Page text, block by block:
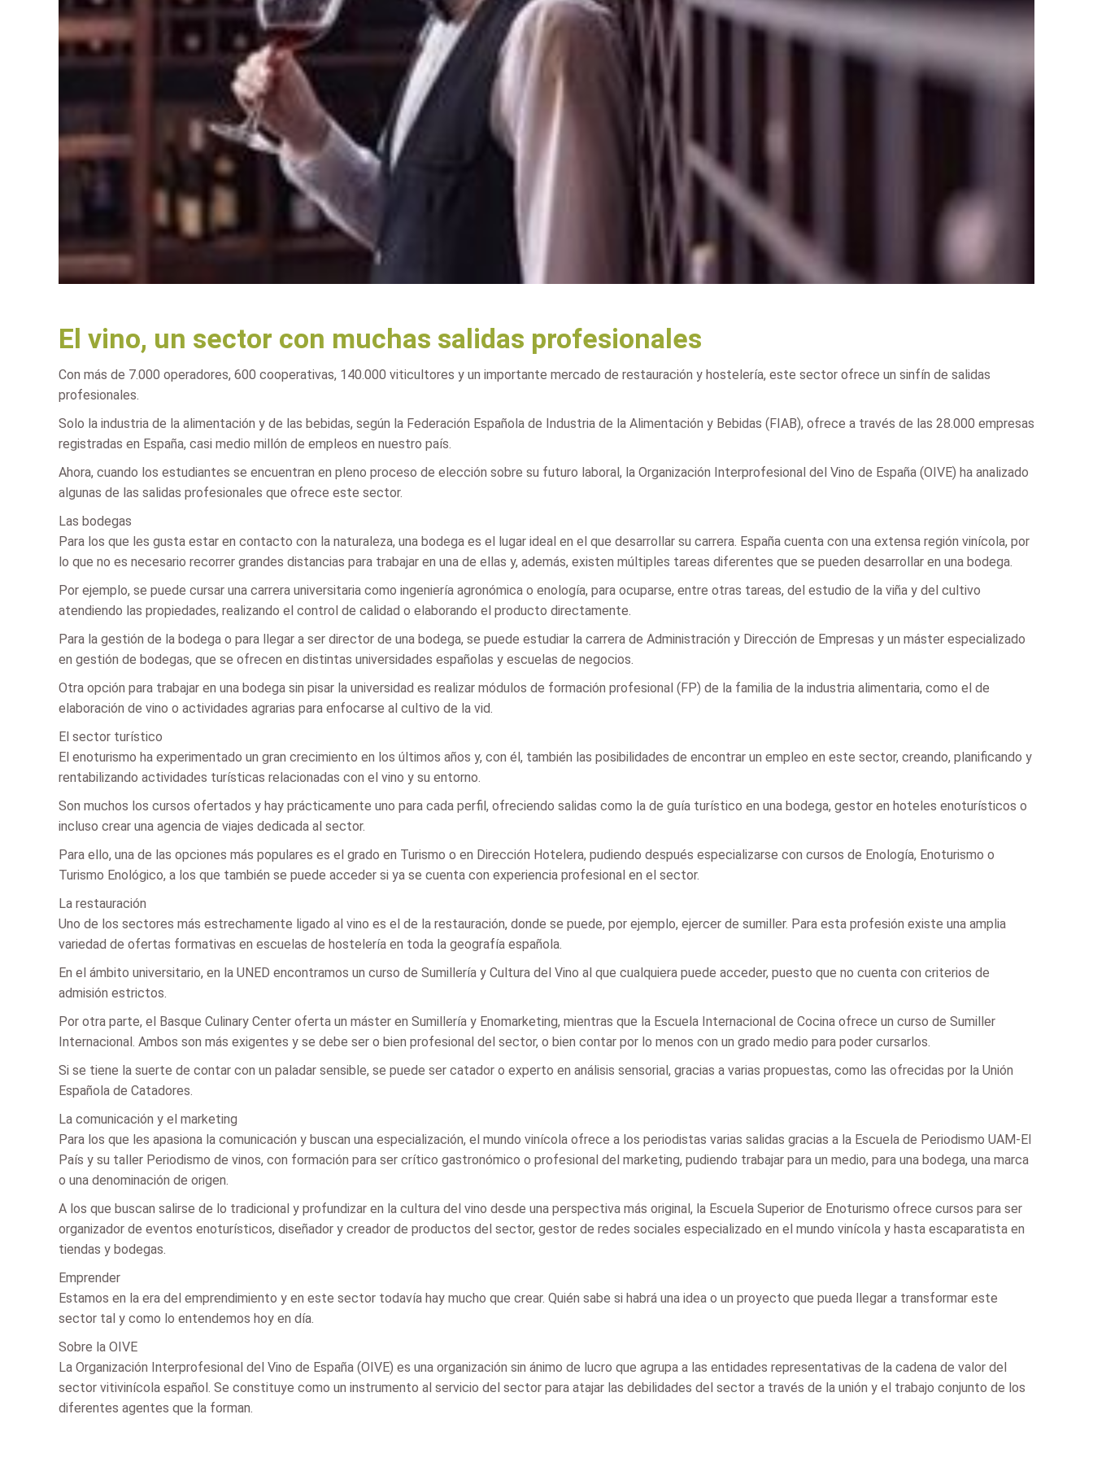
El vino, un sector con muchas salidas profesionales
Con más de 7.000 operadores, 600 cooperativas, 140.000 viticultores y un importante mercado de restauración y hostelería, este sector ofrece un sinfín de salidas
profesionales.
Solo la industria de la alimentación y de las bebidas, según la Federación Española de Industria de la Alimentación y Bebidas (FIAB), ofrece a través de las 28.000 empresas
registradas en España, casi medio millón de empleos en nuestro país.
Ahora, cuando los estudiantes se encuentran en pleno proceso de elección sobre su futuro laboral, la Organización Interprofesional del Vino de España (OIVE) ha analizado
algunas de las salidas profesionales que ofrece este sector.
Las bodegas
Para los que les gusta estar en contacto con la naturaleza, una bodega es el lugar ideal en el que desarrollar su carrera. España cuenta con una extensa región vinícola, por
lo que no es necesario recorrer grandes distancias para trabajar en una de ellas y, además, existen múltiples tareas diferentes que se pueden desarrollar en una bodega.
Por ejemplo, se puede cursar una carrera universitaria como ingeniería agronómica o enología, para ocuparse, entre otras tareas, del estudio de la viña y del cultivo
atendiendo las propiedades, realizando el control de calidad o elaborando el producto directamente.
Para la gestión de la bodega o para llegar a ser director de una bodega, se puede estudiar la carrera de Administración y Dirección de Empresas y un máster especializado
en gestión de bodegas, que se ofrecen en distintas universidades españolas y escuelas de negocios.
Otra opción para trabajar en una bodega sin pisar la universidad es realizar módulos de formación profesional (FP) de la familia de la industria alimentaria, como el de
elaboración de vino o actividades agrarias para enfocarse al cultivo de la vid.
El sector turístico
El enoturismo ha experimentado un gran crecimiento en los últimos años y, con él, también las posibilidades de encontrar un empleo en este sector, creando, planificando y
rentabilizando actividades turísticas relacionadas con el vino y su entorno.
Son muchos los cursos ofertados y hay prácticamente uno para cada perfil, ofreciendo salidas como la de guía turístico en una bodega, gestor en hoteles enoturísticos o
incluso crear una agencia de viajes dedicada al sector.
Para ello, una de las opciones más populares es el grado en Turismo o en Dirección Hotelera, pudiendo después especializarse con cursos de Enología, Enoturismo o
Turismo Enológico, a los que también se puede acceder si ya se cuenta con experiencia profesional en el sector.
La restauración
Uno de los sectores más estrechamente ligado al vino es el de la restauración, donde se puede, por ejemplo, ejercer de sumiller. Para esta profesión existe una amplia
variedad de ofertas formativas en escuelas de hostelería en toda la geografía española.
En el ámbito universitario, en la UNED encontramos un curso de Sumillería y Cultura del Vino al que cualquiera puede acceder, puesto que no cuenta con criterios de
admisión estrictos.
Por otra parte, el Basque Culinary Center oferta un máster en Sumillería y Enomarketing, mientras que la Escuela Internacional de Cocina ofrece un curso de Sumiller
Internacional. Ambos son más exigentes y se debe ser o bien profesional del sector, o bien contar por lo menos con un grado medio para poder cursarlos.
Si se tiene la suerte de contar con un paladar sensible, se puede ser catador o experto en análisis sensorial, gracias a varias propuestas, como las ofrecidas por la Unión
Española de Catadores.
La comunicación y el marketing
Para los que les apasiona la comunicación y buscan una especialización, el mundo vinícola ofrece a los periodistas varias salidas gracias a la Escuela de Periodismo UAM-El
País y su taller Periodismo de vinos, con formación para ser crítico gastronómico o profesional del marketing, pudiendo trabajar para un medio, para una bodega, una marca
o una denominación de origen.
A los que buscan salirse de lo tradicional y profundizar en la cultura del vino desde una perspectiva más original, la Escuela Superior de Enoturismo ofrece cursos para ser
organizador de eventos enoturísticos, diseñador y creador de productos del sector, gestor de redes sociales especializado en el mundo vinícola y hasta escaparatista en
tiendas y bodegas.
Emprender
Estamos en la era del emprendimiento y en este sector todavía hay mucho que crear. Quién sabe si habrá una idea o un proyecto que pueda llegar a transformar este
sector tal y como lo entendemos hoy en día.
Sobre la OIVE
La Organización Interprofesional del Vino de España (OIVE) es una organización sin ánimo de lucro que agrupa a las entidades representativas de la cadena de valor del
sector vitivinícola español. Se constituye como un instrumento al servicio del sector para atajar las debilidades del sector a través de la unión y el trabajo conjunto de los
diferentes agentes que la forman.